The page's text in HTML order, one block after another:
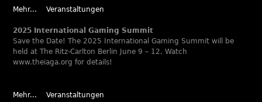
Mehr... Veranstaltungen
2025 International Gaming Summit
Save the Date! The 2025 International Gaming Summit will be
held at The Ritz-Carlton Berlin June 9 – 12. Watch
www.theiaga.org for details!
Mehr... Veranstaltungen